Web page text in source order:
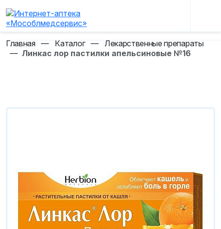
Главная — Каталог — Лекарственные препараты
— Линкас лор пастилки апельсиновые №16